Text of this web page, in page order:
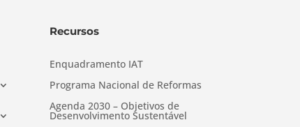
Recursos
Enquadramento IAT
Programa Nacional de Reformas
Agenda 2030 – Objetivos de
Desenvolvimento Sustentável